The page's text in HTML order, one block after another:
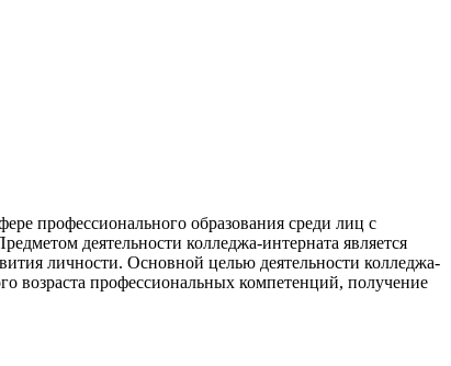
профессионального образования среди лиц с
деятельности колледжа-интерната является
личности. Основной целью деятельности колледжа-
возраста профессиональных компетенций, получение